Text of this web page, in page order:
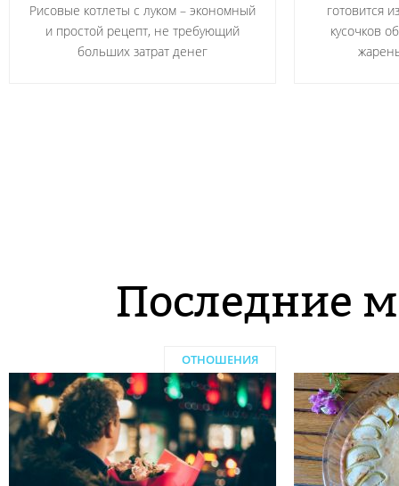
готовится
кусочков
Рисовые котлеты с луком – экономный
и простой рецепт, не требующий
больших затрат денег
Последние
ОТНОШЕНИЯ